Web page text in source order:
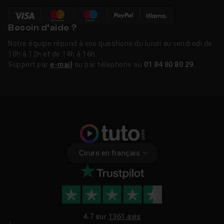
XD CC ?
Pour découvrir les nombreuses possibilités de ce
logiciel charnière dans l’industrie du développement, de
nombreux tutos XD sont disponibles sur cette page.
collaboratifs et des designs très réalistes. Vous
trouverez ici des tutoriels XD qui s'adressent à la fois
aux débutants et aux initiés. Enfin, pensez à regarder
tutos Adobe XD en promotion;-)
Besoin d’aide ?
Notre équipe répond à vos questions du lundi au vendredi de
10h à 12h et de 14h à 16h.
Support par e-mail ou par téléphone au 01 84 80 80 29
Cours en français
4.7 sur 1361 avis